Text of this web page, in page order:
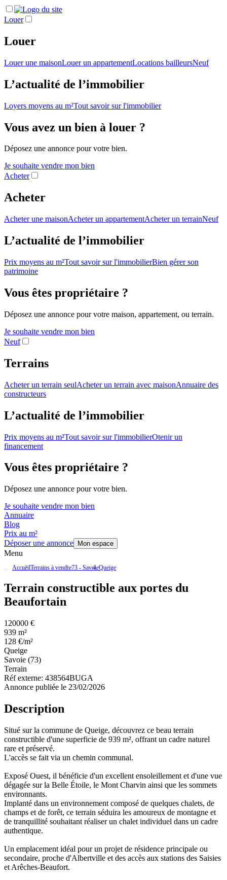
Louer
Louer
Louer une maisonLouer un appartementLocations bailleursNeuf
L’actualité de l’immobilier
Loyers moyens au m²Tout savoir sur l'immobilier
Vous avez un bien à louer ?
Déposez une annonce pour votre bien.
Je souhaite vendre mon bien
Acheter
Acheter
Acheter une maisonAcheter un appartementAcheter un terrainNeuf
L’actualité de l’immobilier
Prix moyens au m²Tout savoir sur l'immobilierBien gérer son
patrimoine
Vous êtes propriétaire ?
Déposez une annonce pour votre maison, appartement, ou terrain.
Je souhaite vendre mon bien
Neuf
Terrains
Acheter un terrain seulAcheter un terrain avec maisonAnnuaire des
constructeurs
L’actualité de l’immobilier
Prix moyens au m²Tout savoir sur l'immobilierOtenir un
financement
Vous êtes propriétaire ?
Déposez une annonce pour votre bien.
Je souhaite vendre mon bien
Annuaire
Blog
Prix au m²
Déposer une annonce
Mon espace
Menu
AccueilTerrains à vendre73 - SavoieQueige
Terrain constructible aux portes du
Beaufortain
120000 €
939 m²
128 €/m²
Queige
Savoie (73)
Terrain
Réf externe: 438564BUGA
Annonce publiée le 23/02/2026
Description
Situé sur la commune de Queige, découvrez ce beau terrain
constructible d'une superficie de 939 m², offrant un cadre naturel
rare et préservé.
L'accès se fait via un chemin communal.
Exposé Ouest, il bénéficie d'un excellent ensoleillement et d'une vue
dégagée sur la Belle Étoile, le Mont Charvin ainsi que les sommets
environnants.
Implanté dans un environnement composé de quelques chalets, de
champs et de forêt, ce terrain séduira les amoureux de montagne et
de tranquillité souhaitant réaliser un chalet individuel dans un cadre
authentique.
Un emplacement idéal pour un projet de résidence principale ou
secondaire, proche d'Albertville et des accès aux stations des Saisies
et Arêches-Beaufort.